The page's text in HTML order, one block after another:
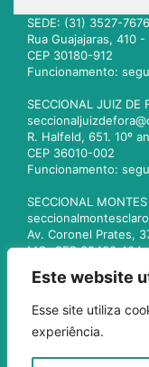
Este website
Esse site utiliza
experiência.
SEDE: (31) 3527-
Rua Guajajaras, 410
CEP 30180-912
Funcionamento:
SECCIONAL JUIZ DE
R. Halfeld, 651. 10º
CEP 36010-002
Funcionamento:
SECCIONAL
Av. Coronel Prates,
MG. CEP 39400-104
Av. Afonso Pena,